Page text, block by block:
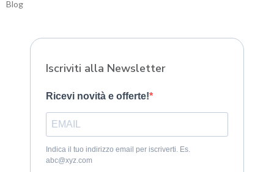
Blog
Iscriviti alla Newsletter
Ricevi novità e offerte!
Indica il tuo indirizzo email per iscriverti. Es.
abc@xyz.com